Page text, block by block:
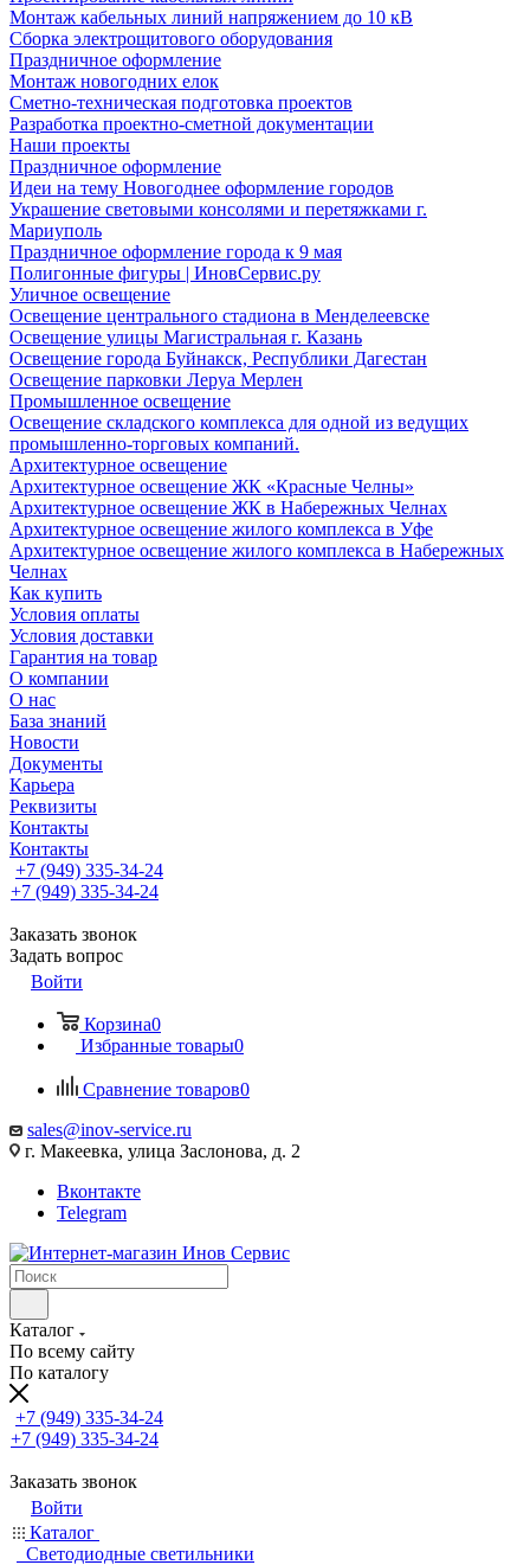
Монтаж кабельных линий напряжением до 10 кВ
Сборка электрощитового оборудования
Праздничное оформление
Монтаж новогодних елок
Сметно-техническая подготовка проектов
Разработка проектно-сметной документации
Наши проекты
Праздничное оформление
Идеи на тему Новогоднее оформление городов
Украшение световыми консолями и перетяжками г.
Мариуполь
Праздничное оформление города к 9 мая
Полигонные фигуры | ИновСервис.ру
Уличное освещение
Освещение центрального стадиона в Менделеевске
Освещение улицы Магистральная г. Казань
Освещение города Буйнакск, Республики Дагестан
Освещение парковки Леруа Мерлен
Промышленное освещение
Освещение складского комплекса для одной из ведущих
промышленно-торговых компаний.
Архитектурное освещение
Архитектурное освещение ЖК «Красные Челны»
Архитектурное освещение ЖК в Набережных Челнах
Архитектурное освещение жилого комплекса в Уфе
Архитектурное освещение жилого комплекса в Набережных
Челнах
Как купить
Условия оплаты
Условия доставки
Гарантия на товар
О компании
О нас
База знаний
Новости
Документы
Карьера
Реквизиты
Контакты
Контакты
+7 (949) 335-34-24
+7 (949) 335-34-24
Заказать звонок
Задать вопрос
Войти
Корзина0
Избранные товары0
Сравнение товаров0
sales@inov-service.ru
г. Макеевка, улица Заслонова, д. 2
Вконтакте
Telegram
Каталог
По всему сайту
По каталогу
+7 (949) 335-34-24
+7 (949) 335-34-24
Заказать звонок
Войти
Каталог
Светодиодные светильники